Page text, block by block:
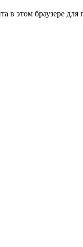
в этом браузере